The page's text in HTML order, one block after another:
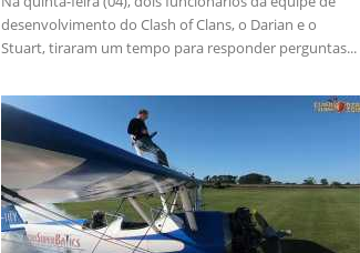
desenvolvimento do Clash of Clans, o Darian e o
Stuart, tiraram um tempo para responder perguntas...